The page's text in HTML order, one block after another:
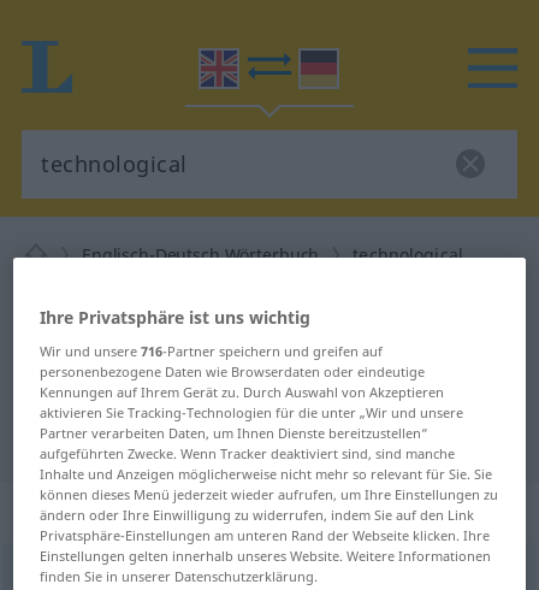
Englisch-Deutsch Wörterbuch technological
"technological"
"technological" Deutsch
Übersetzung
„technological“: adjective
technologicaladj
Ihre Privatsphäre ist uns wichtig
Wir und unsere716-Partner speichern und greifen auf
personenbezogene Daten wie Browserdaten oder eindeutige
Kennungen auf Ihrem Gerät zu. Durch Auswahl von Akzeptieren
aktivieren Sie Tracking-Technologien für die unter „Wir und unsere
Partner verarbeiten Daten, um Ihnen Dienste bereitzustellen“
aufgeführten Zwecke. Wenn Tracker deaktiviert sind, sind manche
Inhalte und Anzeigen möglicherweise nicht mehr so relevant für Sie. Sie
können dieses Menü jederzeit wieder aufrufen, um Ihre Einstellungen zu
ändern oder Ihre Einwilligung zu widerrufen, indem Sie auf den Link
Privatsphäre-Einstellungen am unteren Rand der Webseite klicken. Ihre
Einstellungen gelten innerhalb unseres Website. Weitere Informationen
finden Sie in unserer Datenschutzerklärung.